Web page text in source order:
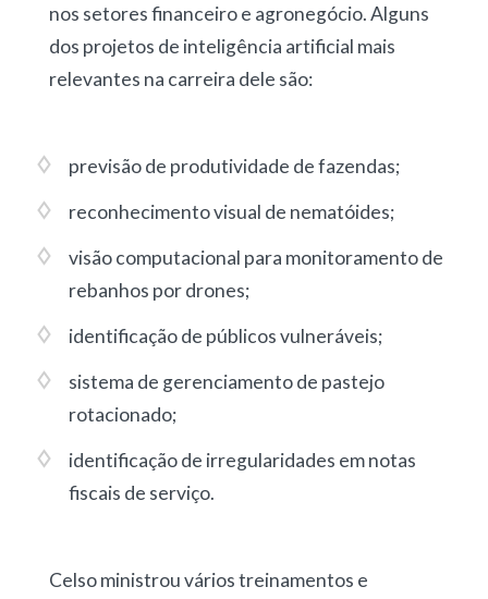
nos setores financeiro e agronegócio. Alguns
dos projetos de inteligência artificial mais
relevantes na carreira dele são:
previsão de produtividade de fazendas;
reconhecimento visual de nematóides;
visão computacional para monitoramento de
rebanhos por drones;
identificação de públicos vulneráveis;
sistema de gerenciamento de pastejo
rotacionado;
identificação de irregularidades em notas
fiscais de serviço.
Celso ministrou vários treinamentos e